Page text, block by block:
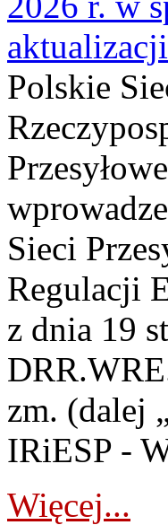
Polskie
Sieci
Regulacji
z dnia 19
zm. (dalej
IRiESP -
Więcej...